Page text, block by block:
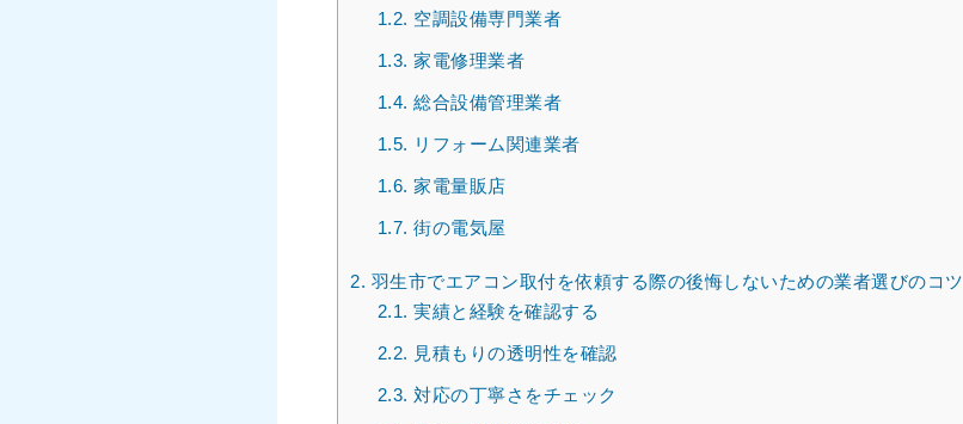
1.2. 空調設備専門業者
1.3. 家電修理業者
1.4. 総合設備管理業者
1.5. リフォーム関連業者
1.6. 家電量販店
1.7. 街の電気屋
2. 羽生市でエアコン取付を依頼する際の後悔しないための業者選びのコツ
2.1. 実績と経験を確認する
2.2. 見積もりの透明性を確認
2.3. 対応の丁寧さをチェック